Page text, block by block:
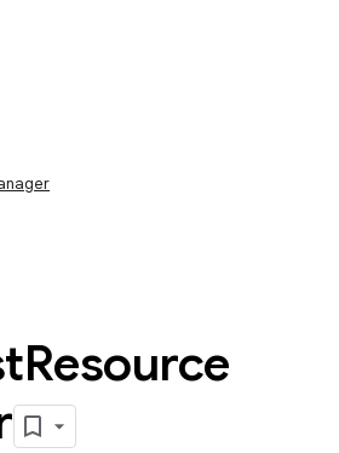
Resource